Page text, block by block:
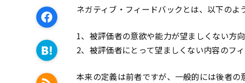
ネガティブ・フィードバックとは、以下のよ
1、被評価者の意欲や能力が望ましくない方
2、被評価者にとって望ましくない内容のフ
本来の定義は前者ですが、一般的には後者の